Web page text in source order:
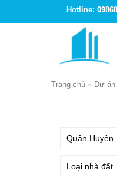
Hotline:
Trang chủ » Dự án